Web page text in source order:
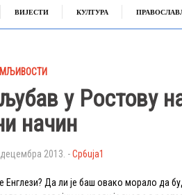
ВИЈЕСТИ КУЛТУРА
у Ростову
начин
2013. -Сp6uja1
Енглези? Да ли је баш овако морало да